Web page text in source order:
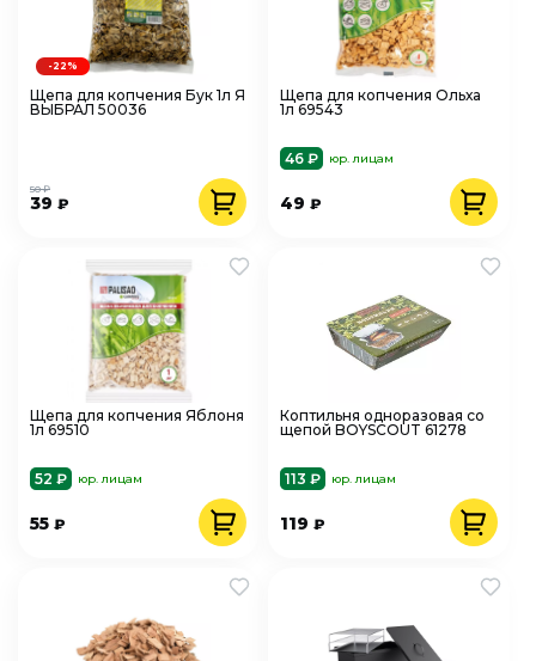
Щепа для копчения Бук 1л Я
ВЫБРАЛ 50036
39 ₽
50 ₽
-22%
Щепа для копчения Ольха
1л 69543
46 ₽ юр. лицам
49₽
Щепа для копчения Яблоня
1л 69510
52 ₽ юр. лицам
55 ₽
Коптильня одноразовая со
щепой BOYSCOUT 61278
113 ₽ юр. лицам
119₽